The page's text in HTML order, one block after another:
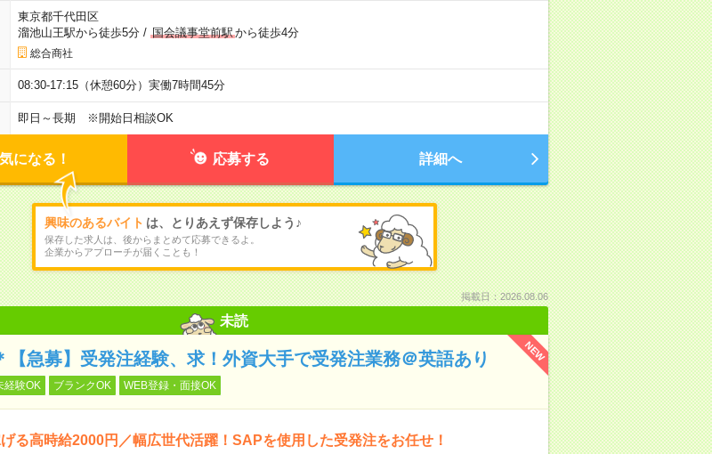
東京都千代田区
溜池山王駅から徒歩5分/ 国会議事堂前駅から徒歩4分
総合商社
08:30-17:15（休憩60分）実働7時間45分
即日～長期 ※開始日相談OK
気になる！ 応募する 詳細へ
興味のあるバイト は、とりあえず保存しよう♪
保存した求人は、後からまとめて応募できるよ。
企業からアプローチが届くことも！
掲載日：2026.08.06
未読
NEW
【急募】受発注経験、求！外資大手で受発注業務＠英語あり
経験OK ブランクOK WEB登録・面接OK
る高時給2000円／幅広世代活躍！SAPを使用した受発注をお任せ！